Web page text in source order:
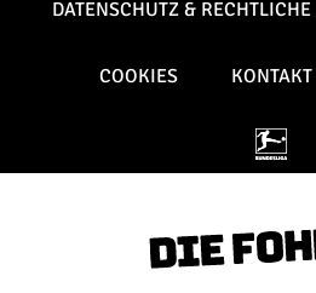
DATENSCHUTZ &
COOKIES KONTAKT